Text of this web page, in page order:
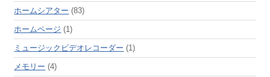
ホームシアター (83)
ホームページ (1)
ミュージックビデオレコーダー (1)
メモリー (4)